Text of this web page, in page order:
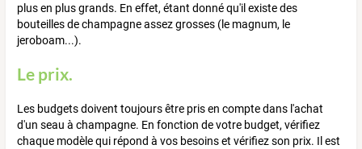
plus en plus grands. En effet, étant donné qu'il existe des
bouteilles de champagne assez grosses (le magnum, le
jeroboam...).
Le prix.
Les budgets doivent toujours être pris en compte dans l'achat
d'un seau à champagne. En fonction de votre budget, vérifiez
chaque modèle qui répond à vos besoins et vérifiez son prix. Il est